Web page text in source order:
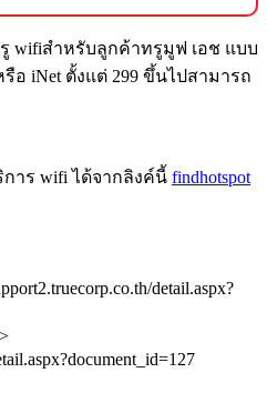
wifiสำหรับลูกค้าทรูมูฟ เอช แบบ
อ iNet ตั้งแต่ 299 ขึ้นไปสามารถ
าร wifi ได้จากลิงค์นี้ findhotspot
detail.aspx?